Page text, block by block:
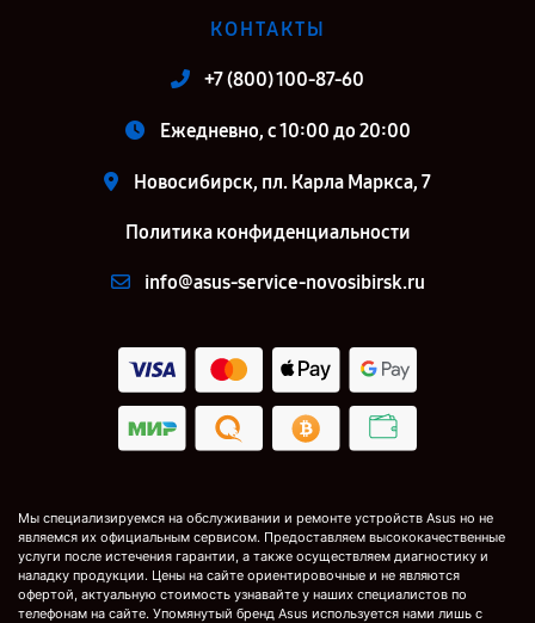
КОНТАКТЫ
+7 (800) 100-87-60
Ежедневно, с 10:00 до 20:00
Новосибирск, пл. Карла Маркса, 7
Политика конфиденциальности
info@asus-service-novosibirsk.ru
Мы специализируемся на обслуживании и ремонте устройств Asus но не
являемся их официальным сервисом. Предоставляем высококачественные
услуги после истечения гарантии, а также осуществляем диагностику и
наладку продукции. Цены на сайте ориентировочные и не являются
офертой, актуальную стоимость узнавайте у наших специалистов по
телефонам на сайте. Упомянутый бренд Asus используется нами лишь с